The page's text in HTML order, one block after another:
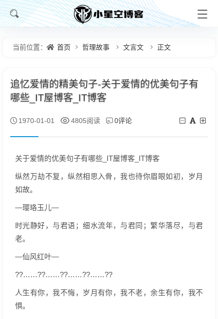
当前位置： 首页 哲理故事 文言文 正文
追忆爱情的精美句子-关于爱情的优美句子有
哪些_IT屋博客_IT博客
1970-01-01 4805阅读 0评论
关于爱情的优美句子有哪些_IT屋博客_IT博客
纵然万劫不复，纵然相思入骨，我也待你眉眼如初，岁月
如故。
—璎珞玉儿—
时光静好，与君语；细水流年，与君同；繁华落尽，与君
老。
—仙风红叶—
??……??……??……??……??
人生有你，我不悔，岁月有你，我不老，余生有你，我不
惧。